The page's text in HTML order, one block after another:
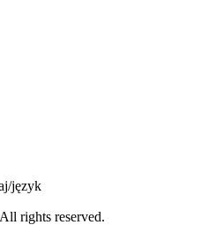
język
rights reserved.